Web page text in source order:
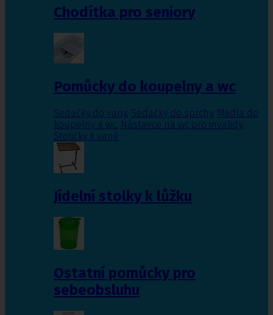
Chodítka pro seniory
Pomůcky do koupelny a wc
Sedačky do vany, Sedačky do sprchy, Madla do
koupelny a wc, Nástavce na wc pro invalidy,
Stoličky k vaně
Jídelní stolky k lůžku
Ostatní pomůcky pro
sebeobsluhu